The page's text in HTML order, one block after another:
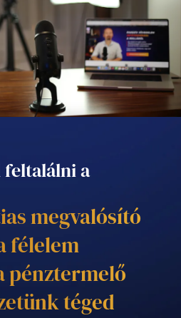
feltalálni a
megvalósító
félelem
pénztermelő
téged